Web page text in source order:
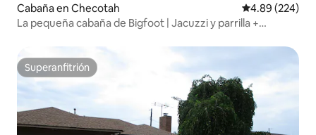
Cabaña en Checotah Calificación
4.89 (224)
La pequeña cabaña de Bigfoot | Jacuzzi y parrilla +
Superanfitrión
Superanfitrión